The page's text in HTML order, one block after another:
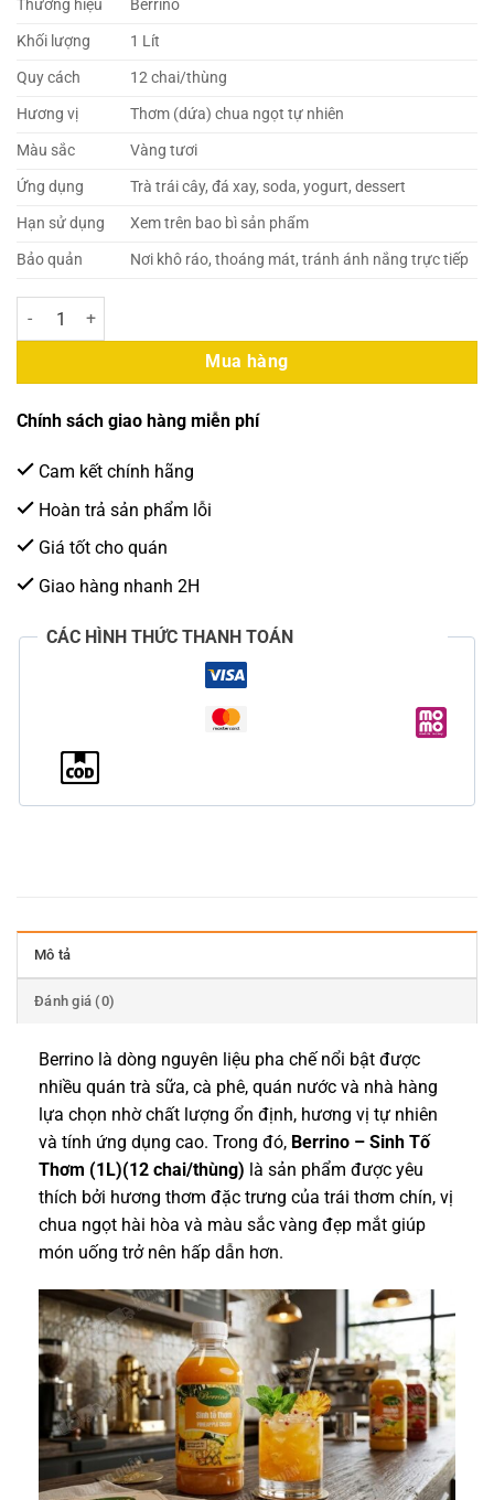
Thương hiệu
Berrino
Khối lượng
1 Lít
Quy cách
12 chai/thùng
Hương vị
Thơm (dứa) chua ngọt tự nhiên
Màu sắc
Vàng tươi
Ứng dụng
Trà trái cây, đá xay, soda, yogurt, dessert
Hạn sử dụng
Xem trên bao bì sản phẩm
Bảo quản
Nơi khô ráo, thoáng mát, tránh ánh nắng trực tiếp
Berrino – Sinh Tố Thơm 1Lít (12 chai/thùng) số lượng
Mua hàng
Chính sách giao hàng miễn phí
Cam kết chính hãng
Hoàn trả sản phẩm lỗi
Giá tốt cho quán
Giao hàng nhanh 2H
CÁC HÌNH THỨC THANH TOÁN
Mô tả
Đánh giá (0)
Berrino là dòng nguyên liệu pha chế nổi bật được
nhiều quán trà sữa, cà phê, quán nước và nhà hàng
lựa chọn nhờ chất lượng ổn định, hương vị tự nhiên
và tính ứng dụng cao. Trong đó, Berrino – Sinh Tố
Thơm (1L)(12 chai/thùng) là sản phẩm được yêu
thích bởi hương thơm đặc trưng của trái thơm chín, vị
chua ngọt hài hòa và màu sắc vàng đẹp mắt giúp
món uống trở nên hấp dẫn hơn.